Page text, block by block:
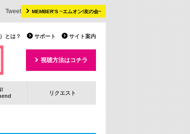
MEMBER’S ~エムオン!友の会~
Tweet
サイト案内
サポート
とは？
視聴方法はコチラ
リクエスト